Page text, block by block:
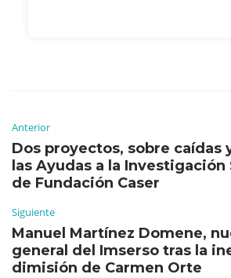
Anterior
Dos proyectos, sobre caídas
las Ayudas a la
de Fundación Caser
Siguiente
Manuel Martínez Domene,
general del Imserso tras la
dimisión de Carmen Orte